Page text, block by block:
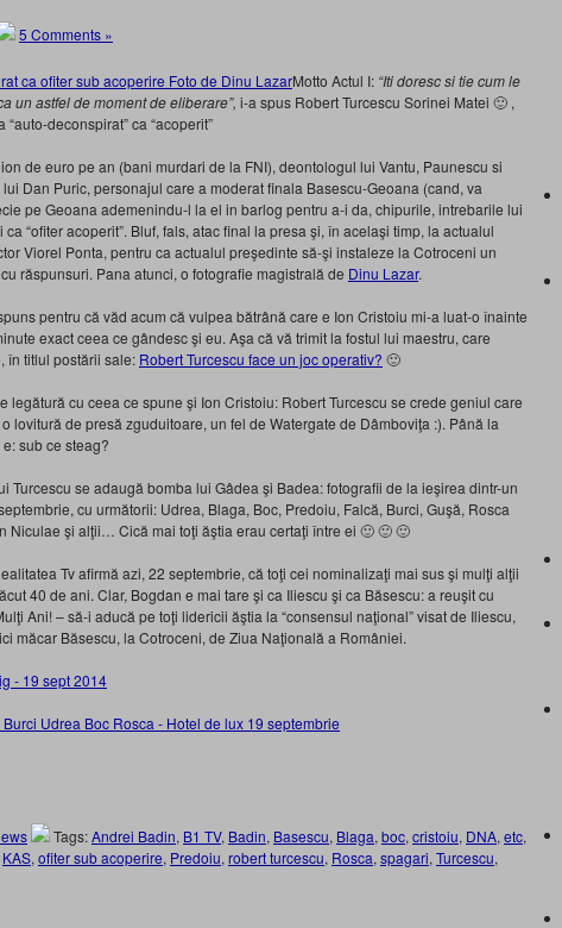
5 Comments »
Motto Actul I: “Iti doresc si tie cum le
un astfel de moment de eliberare”, i-a spus Robert Turcescu Sorinei Matei 🙂 ,
deconspirat” ca “acoperit”
de euro pe an (bani murdari de la FNI), deontologul lui Vantu, Paunescu si
Dan Puric, personajul care a moderat finala Basescu-Geoana (cand, va
pe Geoana ademenindu-l la el in barlog pentru a-i da, chipurile, intrebarile lui
“ofiter acoperit”. Bluf, fals, atac final la presa şi, în acelaşi timp, la actualul
Viorel Ponta, pentru ca actualul preşedinte să-şi instaleze la Cotroceni un
răspunsuri. Pana atunci, o fotografie magistrală de Dinu Lazar.
pentru că văd acum că vulpea bătrână care e Ion Cristoiu mi-a luat-o înainte
exact ceea ce gândesc şi eu. Aşa că vă trimit la fostul lui maestru, care
în titlul postării sale: Robert Turcescu face un joc operativ? 🙂
legătură cu ceea ce spune şi Ion Cristoiu: Robert Turcescu se crede geniul care
lovitură de presă zguduitoare, un fel de Watergate de Dâmboviţa :). Până la
sub ce steag?
Turcescu se adaugă bomba lui Gâdea şi Badea: fotografii de la ieşirea dintr-un
cu următorii: Udrea, Blaga, Boc, Predoiu, Falcă, Burci, Guşă, Rosca
Niculae şi alţii… Cică mai toţi ăştia erau certaţi între ei 🙂 🙂 🙂
Tv afirmă azi, 22 septembrie, că toţi cei nominalizaţi mai sus şi mulţi alţii
40 de ani. Clar, Bogdan e mai tare şi ca Iliescu şi ca Băsescu: a reuşit cu
Ani! – să-i aducă pe toţi lidericii ăştia la “consensul naţional” visat de Iliescu,
măcar Băsescu, la Cotroceni, de Ziua Naţională a României.
Tags:Andrei Badin, B1 TV, Badin, Basescu, Blaga, boc, cristoiu, DNA, etc,
KAS, ofiter sub acoperire, Predoiu, robert turcescu, Rosca, spagari, Turcescu,